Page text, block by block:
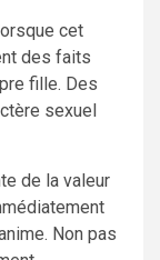
cet
des faits
fille. Des
sexuel
de la valeur
Non pas